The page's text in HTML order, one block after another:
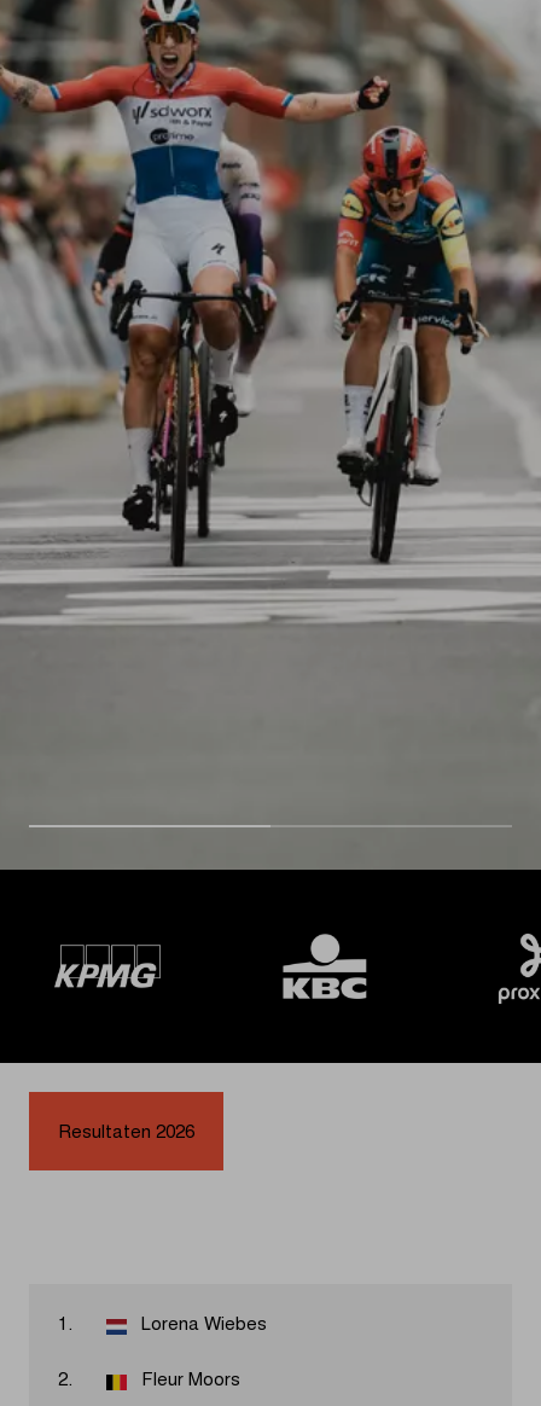
Resultaten 2026
1. Lorena Wiebes
2. Fleur Moors